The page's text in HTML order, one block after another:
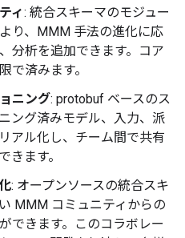
ィ: 統合スキーマのモジュー
り、MMM 手法の進化に応
分析を追加できます。コア
で済みます。
ニング: protobuf ベースのス
ング済みモデル、入力、派
アル化し、チーム間で共有
きます。
: オープンソースの統合スキ
MMM コミュニティからの
できます。このコラボレー